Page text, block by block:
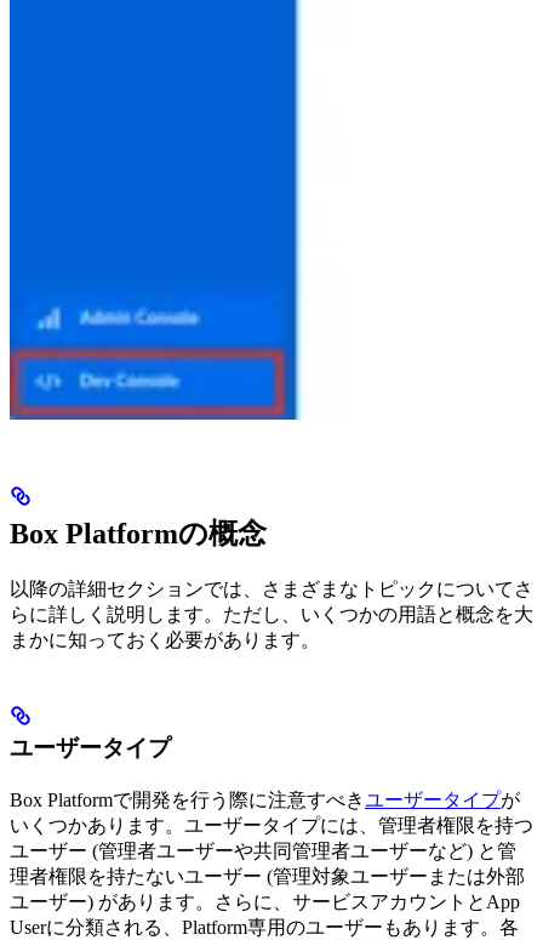
Box Platformの概念
以降の詳細セクションでは、さまざまなトピックについてさ
らに詳しく説明します。ただし、いくつかの用語と概念を大
まかに知っておく必要があります。
ユーザータイプ
Box Platformで開発を行う際に注意すべきユーザータイプが
いくつかあります。ユーザータイプには、管理者権限を持つ
ユーザー (管理者ユーザーや共同管理者ユーザーなど) と管
理者権限を持たないユーザー (管理対象ユーザーまたは外部
ユーザー) があります。さらに、サービスアカウントとApp
Userに分類される、Platform専用のユーザーもあります。各